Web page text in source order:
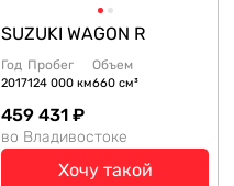
SUZUKI WAGON R
Год
2017
Пробег
124 000 км
Объем
660 см³
459 431 ₽
во Владивостоке
Хочу такой